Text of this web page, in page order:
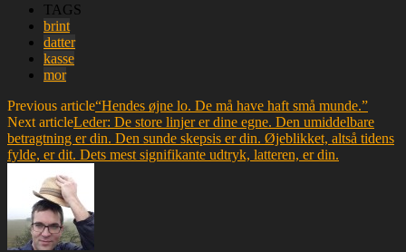
TAGS
brint
datter
kasse
mor
Previous article“Hendes øjne lo. De må have haft små munde.”
Next articleLeder: De store linjer er dine egne. Den umiddelbare
betragtning er din. Den sunde skepsis er din. Øjeblikket, altså tidens
fylde, er dit. Dets mest signifikante udtryk, latteren, er din.